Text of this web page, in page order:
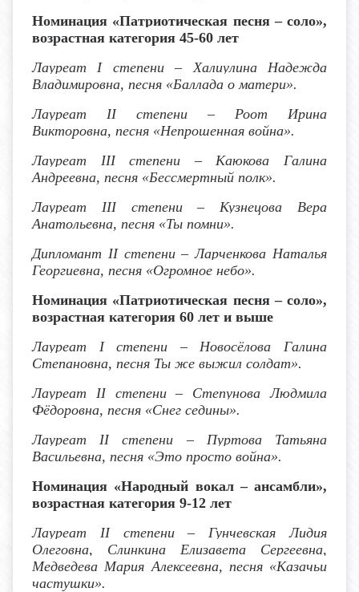
Номинация «Патриотическая песня – соло»,
возрастная категория 45-60 лет
Лауреат I степени– Халиулина Надежда
Владимировна, песня «Баллада о матери».
Лауреат II степени – Роот Ирина
Викторовна, песня «Непрошенная война».
Лауреат IIIстепени – Каюкова Галина
Андреевна, песня «Бессмертный полк».
Лауреат IIIстепени– Кузнецова Вера
Анатольевна, песня «Ты помни».
Дипломант II степени – Ларченкова Наталья
Георгиевна, песня «Огромное небо».
Номинация «Патриотическая песня – соло»,
возрастная категория 60 лет и выше
Лауреат I степени – Новосёлова Галина
Степановна, песня Ты же выжил солдат».
Лауреат IIстепени– Степунова Людмила
Фёдоровна, песня «Снег седины».
Лауреат II степени – Пуртова Татьяна
Васильевна, песня «Это просто война».
Номинация «Народный вокал – ансамбли»,
возрастная категория 9-12 лет
Лауреат IIстепени– Гунчевская Лидия
Олеговна, Слинкина Елизавета Сергеевна,
Медведева Мария Алексеевна, песня «Казачьи
частушки».